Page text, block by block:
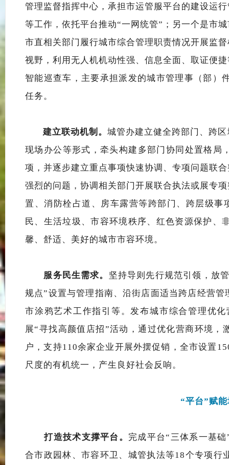
管理监督指挥中心， 承担市运管服平台的建设运
等工作， 依托平台推动“一网统管”； 另一个是市
市直相关部门履行城市综合管理职责情况开展监
视野 ，利用无人机机动性强、信息全面、取证便
智能巡查车，主要承担派发的城市管理事（部）
任务。
建立联动机制。城管办建立健全跨部门、跨
现场办公等形式，牵头构建多部门协同处置格局
项， 并逐步建立重点事项快速协调、专项问题联
强烈的问题， 协调相关部门开展联合执法或展专
置、消防栓占道、房车露营等跨部门、跨层级事
民、生活垃圾、市容环境秩序、 红色资源保护、
馨、舒适、美好的城市市容环境。
服务民生需求。 坚持导则先行规范引领，放
规点”设置与管理指南、沿街店面适当跨店经营
市涂鸦艺术工作指引等。发布城市综合管理优
展“寻找高颜值店招”活动，通过优化营商环境
户，支持110余家企业开展外摆促销， 全市设置
尺度的有机统一，产生良好社会反响。
“平台”赋
打造技术支撑平台。 完成平台“三体系一基
合市政园林、市容环卫、城管执法等18个专项行